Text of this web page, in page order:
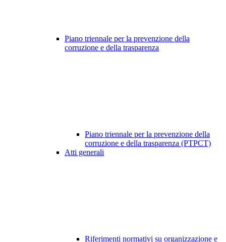
Piano triennale per la prevenzione della
corruzione e della trasparenza
Piano triennale per la prevenzione della
corruzione e della trasparenza (PTPCT)
Atti generali
Riferimenti normativi su organizzazione e